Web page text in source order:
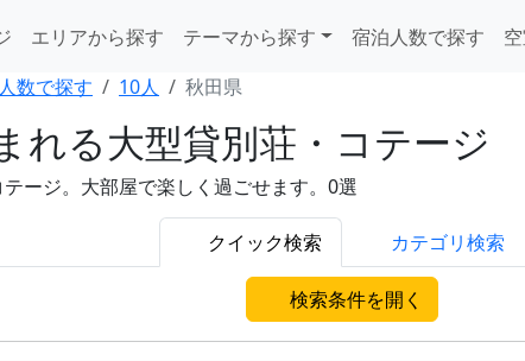
エリアから探す テーマから探す 宿泊人数で探す
数で探す 10人 秋田県
れる大型貸別荘・コテージ
ージ。大部屋で楽しく過ごせます。0選
クイック検索 カテゴリ検索
検索条件を開く